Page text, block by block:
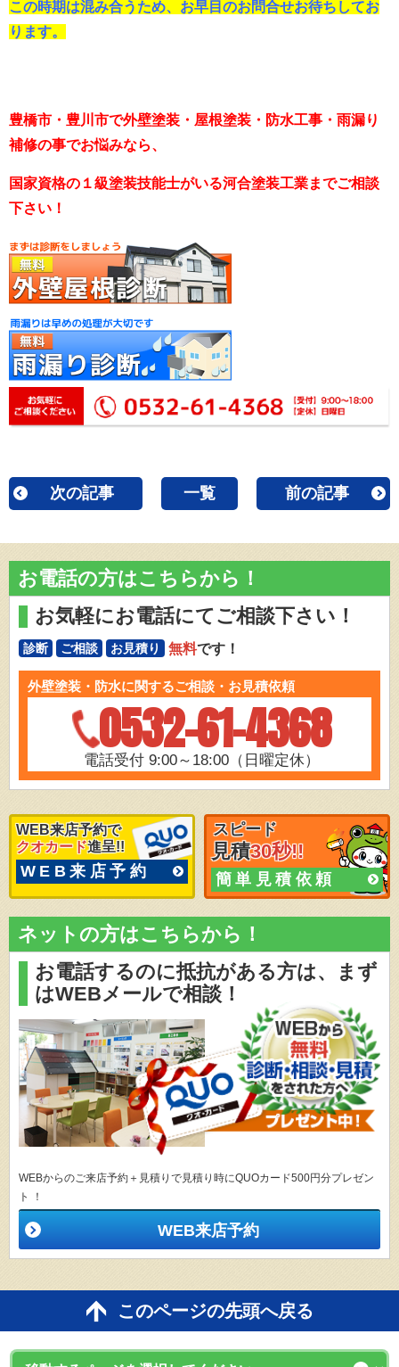
この時期は混み合うため、お早目のお問合せお待ちしてお
ります。
豊橋市・豊川市で外壁塗装・屋根塗装・防水工事・雨漏り
補修の事でお悩みなら、
国家資格の１級塗装技能士がいる河合塗装工業までご相談
下さい！
次の記事 一覧 前の記事
お電話の方はこちらから！
お気軽にお電話にてご相談下さい！
診断 ご相談 お見積り 無料です！
外壁塗装・防水に関するご相談・お見積依頼
0532-61-4368
電話受付 9:00～18:00（日曜定休）
WEB来店予約で
クオカード進呈!!
WEB来店予約
スピード
見積30秒!!
簡単見積依頼
ネットの方はこちらから！
お電話するのに抵抗がある方は、
まず
はWEBメールで相談！
WEBからのご来店予約＋見積りで見積り時にQUOカード500円分プレゼン
ト ！
WEB来店予約
このページの先頭へ戻る